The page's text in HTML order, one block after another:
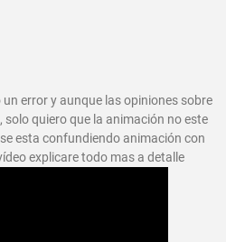
error y aunque las opiniones sobre
quiero que la animación no este
esta confundiendo animación con
explicare todo mas a detalle